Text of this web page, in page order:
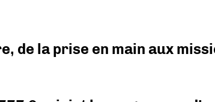
de la prise en main aux